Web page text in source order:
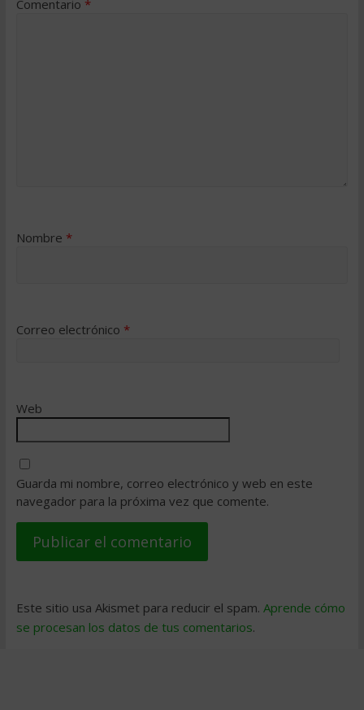
Comentario *
Nombre *
Correo electrónico *
Web
Guarda mi nombre, correo electrónico y web en este
navegador para la próxima vez que comente.
Este sitio usa Akismet para reducir el spam. Aprende cómo
se procesan los datos de tus comentarios.